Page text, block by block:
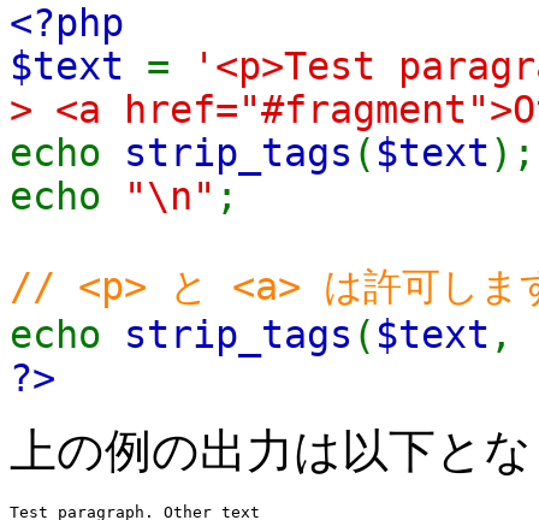
<?php
$text =
'<p>Test
> <a
echo strip_tags ( $text);
echo
"\n" ;
// <p> と <a> は許可しま
echo strip_tags ( $text ,
?>
上の例の出力は以下と
Test paragraph. Other text